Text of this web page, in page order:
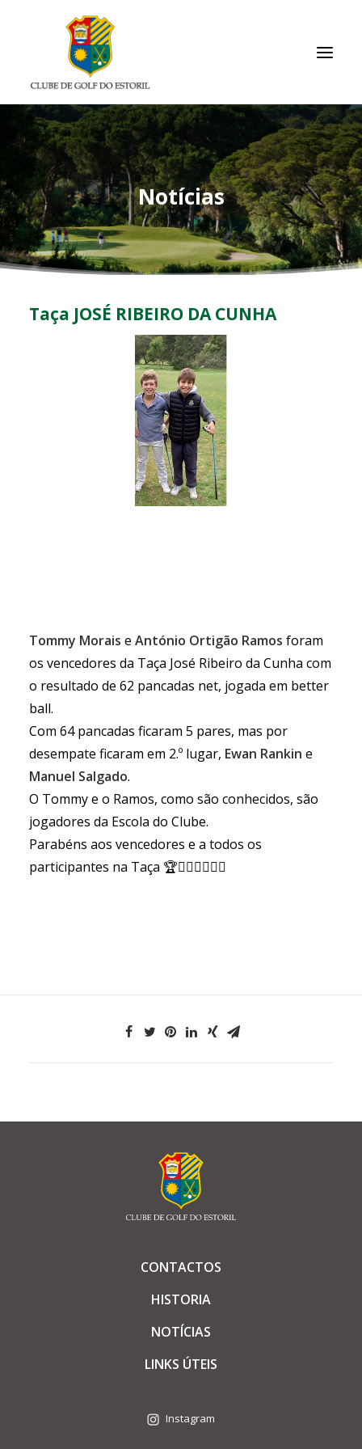
INÍCIO
O CLUBE
ASSOCIADOS / RESULTADOS
TORNEIOS
ACADEMIA
LINKS ÚTEIS
Notícias
Taça JOSÉ RIBEIRO DA CUNHA
Tommy Morais e António Ortigão Ramos foram
os vencedores da Taça José Ribeiro da Cunha com
o resultado de 62 pancadas net, jogada em better
ball.
Com 64 pancadas ficaram 5 pares, mas por
desempate ficaram em 2.º lugar, Ewan Rankin e
Manuel Salgado.
O Tommy e o Ramos, como são conhecidos, são
jogadores da Escola do Clube.
Parabéns aos vencedores e a todos os
participantes na Taça 🏆🏌️‍♂️🏌️‍♀️👏👏
CONTACTOS
HISTORIA
NOTÍCIAS
LINKS ÚTEIS
Instagram